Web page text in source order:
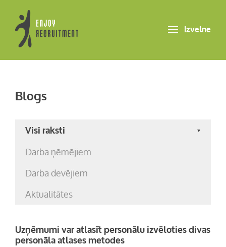
Izvelne
Blogs
Visi raksti
Darba ņēmējiem
Darba devējiem
Aktualitātes
Uzņēmumi var atlasīt personālu izvēloties divas
personāla atlases metodes